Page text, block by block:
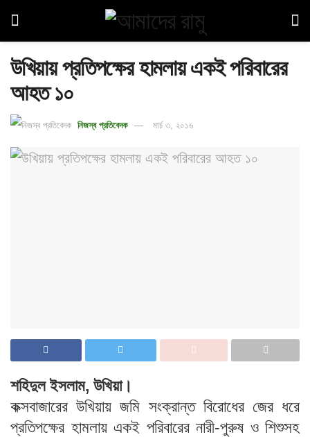
উখিয়ায় প্রতিপক্ষের হামলায় একই পরিবারের
আহত ১০
নিজস্ব প্রতিবেদক মার্চ ৩, ২০১৬
শহিদুল ইসলাম, উখিয়া।
কক্সবাজারের উখিয়ায় জমি সংক্রান্ত বিরোধের জের ধরে
প্রতিপক্ষের হামলায় একই পরিবারের নারী-পুরুষ ও শিশুসহ